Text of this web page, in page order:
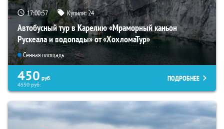
17:00:56 Купили:24
Автобусный тур в Карелию «Мраморный каньон
Рускеала и водопады» от «ХохломаТур»
Сенная площадь
450 руб.
4550руб.
ПОДРОБНЕЕ